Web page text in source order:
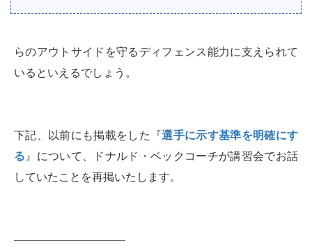
らのアウトサイドを守るディフェンス能力に支えられて
いるといえるでしょう。
下記、以前にも掲載をした『選手に示す基準を明確にす
る 』について、ドナルド・ベックコーチが講習会でお話
していたことを再掲いたします。
——————————